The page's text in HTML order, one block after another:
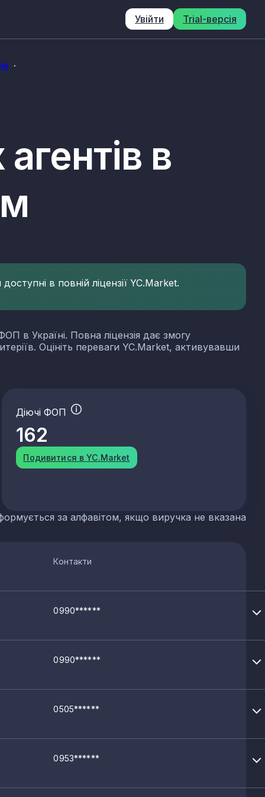
Увійти Trial-версія
в
в повній ліцензії YC.Market.
в Україні. Повна ліцензія дає змогу
Оцініть переваги YC.Market, активувавши
Діючі ФОП
162
Подивитися в YC.Market
за алфавітом, якщо виручка не вказана
Контакти
0990******
0990******
0505******
0953******